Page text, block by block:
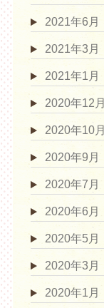
2021年6月
2021年3月
2021年1月
2020年12月
2020年10月
2020年9月
2020年7月
2020年6月
2020年5月
2020年3月
2020年1月